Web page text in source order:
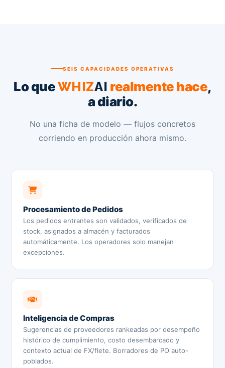
SEIS CAPACIDADES OPERATIVAS
Lo queWHIZAI realmente hace,
a diario.
No una ficha de modelo — flujos concretos
corriendo en producción ahora mismo.
Procesamiento de Pedidos
Los pedidos entrantes son validados, verificados de
stock, asignados a almacén y facturados
automáticamente. Los operadores solo manejan
excepciones.
Inteligencia de Compras
Sugerencias de proveedores rankeadas por desempeño
histórico de cumplimiento, costo desembarcado y
contexto actual de FX/flete. Borradores de PO auto-
poblados.